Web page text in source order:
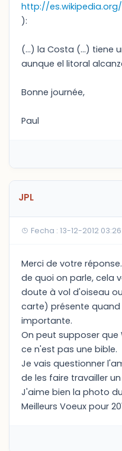
http://es.wikipedia.org/
):
(...) la Costa (...) tiene
aunque el litoral
Bonne journée,
Paul
JPL
Fecha : 13-12-2012
Merci de votre
de quoi on parle, cela
doute à vol d'oiseau
carte) présente
importante.
On peut supposer que
ce n'est pas une bible.
Je vais questionner
de les faire travailler un
J'aime bien la photo
Meilleurs Voeux pour